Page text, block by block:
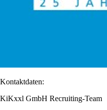
Kontaktdaten:
KiKxxl GmbH Recruiting-Team